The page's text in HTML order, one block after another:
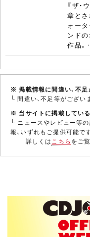
『ザ
章とさ
ォー
ンド
作品
※ 掲載情報に間違い、不足
└ 間違い、不足等がござい
※ 当サイトに掲載してい
└ ニュースやレビュー等
報、いずれもご提供可能です
詳しくはこちら をご